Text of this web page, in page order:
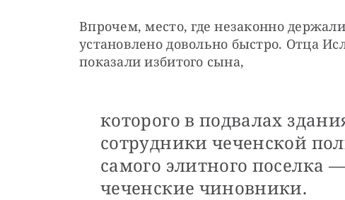
Впрочем, место, где незаконно
установлено довольно быстро. Отца
показали избитого сына,
которого в подвалах
сотрудники чеченской
самого элитного поселка
чеченские чиновники.